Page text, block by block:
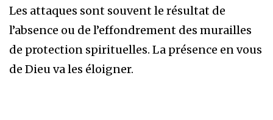
Les attaques sont souvent le résultat de
l’absence ou de l’effondrement des murailles
de protection spirituelles. La présence en vous
de Dieu va les éloigner.